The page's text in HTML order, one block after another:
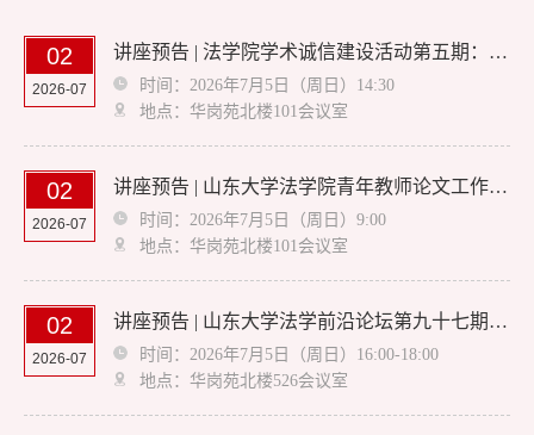
02
2026-07
讲座预告 | 法学院学术诚信建设活动第五期：“法学研究的道德伦理与学术规范”主题研讨会
时间：2026年7月5日（周日）14:30
地点：华岗苑北楼101会议室
02
2026-07
讲座预告 | 山东大学法学院青年教师论文工作坊：数字平台的知识权力及其法律规制
时间：2026年7月5日（周日）9:00
地点：华岗苑北楼101会议室
02
2026-07
讲座预告 | 山东大学法学前沿论坛第九十七期：生成式人工智能的侵权风险及其应对 山东大学法学院
时间：2026年7月5日（周日）16:00-18:00
地点：华岗苑北楼526会议室